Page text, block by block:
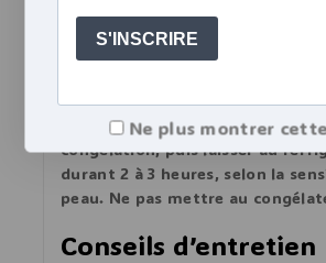
uniquement au micro-ondes. Ne
mode grill.
Placer de préférence dans un
congélation, puis laisser au
durant 2 à 3 heures, selon la
peau. Ne pas mettre au
Conseils d’entretien
Ne plus montrer